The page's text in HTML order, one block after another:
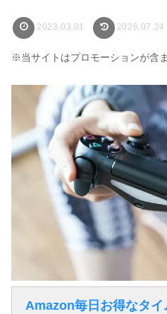
2023.03.01 2026.07.24
※当サイトはプロモーションが含
Amazon毎日お得なタイ